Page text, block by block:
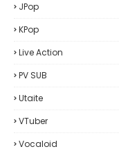
JPop
KPop
Live Action
PV SUB
Utaite
VTuber
Vocaloid